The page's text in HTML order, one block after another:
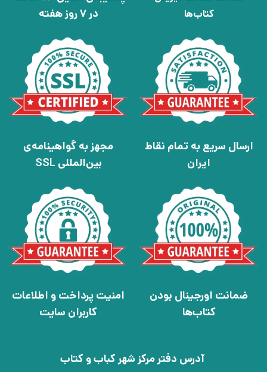
کتاب‌ها
در 7 روز هفته
ارسال سریع به تمام نقاط
ایران
مجهز به گواهینامه‌ی
بین‌المللی SSL
ضمانت اورجینال بودن
کتاب‌ها
امنیت پرداخت و اطلاعات
کاربران سایت
آدرس دفتر مرکز شهر کباب و کتاب